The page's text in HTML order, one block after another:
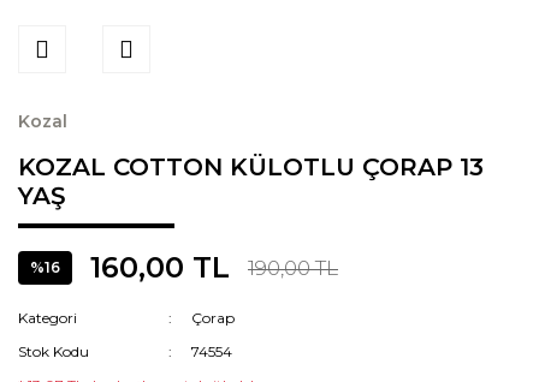
Kozal
KOZAL COTTON KÜLOTLU ÇORAP 13
YAŞ
%16 160,00 TL 190,00 TL
Kategori
Çorap
Stok Kodu
74554